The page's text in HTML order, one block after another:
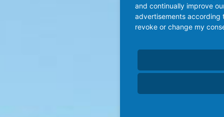
and continually improve
advertisements according
revoke or change my